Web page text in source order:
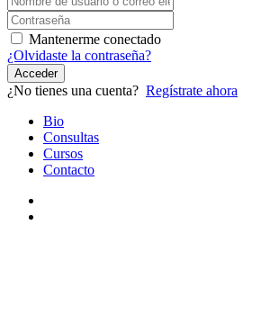
Mantenerme conectado
¿Olvidaste la contraseña?
Acceder
¿No tienes una cuenta? Regístrate ahora
Close
Menu
Bio
Consultas
Cursos
Contacto